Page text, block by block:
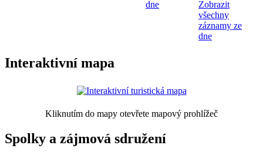
dne
Zobrazit
všechny
záznamy ze
dne
Interaktivní mapa
Kliknutím do mapy otevřete mapový prohlížeč
Spolky a zájmová sdružení